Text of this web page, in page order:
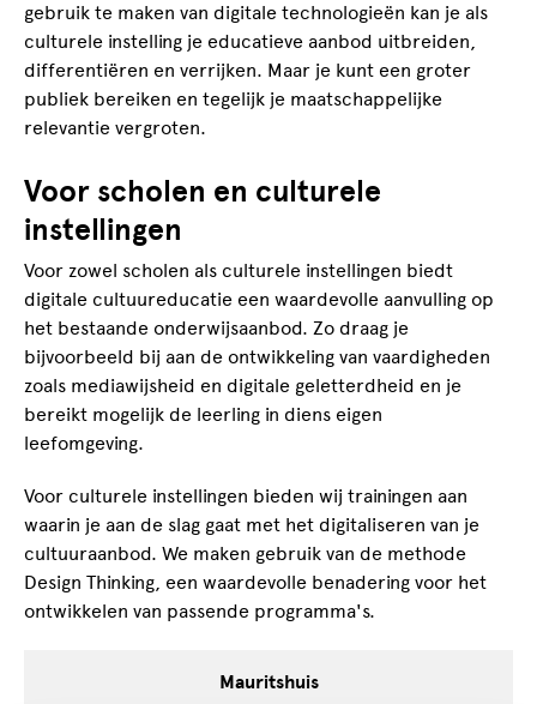
gebruik te maken van digitale technologieën kan je als
culturele instelling je educatieve aanbod uitbreiden,
differentiëren en verrijken. Maar je kunt een groter
publiek bereiken en tegelijk je maatschappelijke
relevantie vergroten.
Voor scholen en culturele
instellingen
Voor zowel scholen als culturele instellingen biedt
digitale cultuureducatie een waardevolle aanvulling op
het bestaande onderwijsaanbod. Zo draag je
bijvoorbeeld bij aan de ontwikkeling van vaardigheden
zoals mediawijsheid en digitale geletterdheid en je
bereikt mogelijk de leerling in diens eigen
leefomgeving.
Voor culturele instellingen bieden wij trainingen aan
waarin je aan de slag gaat met het digitaliseren van je
cultuuraanbod. We maken gebruik van de methode
Design Thinking, een waardevolle benadering voor het
ontwikkelen van passende programma's.
Mauritshuis